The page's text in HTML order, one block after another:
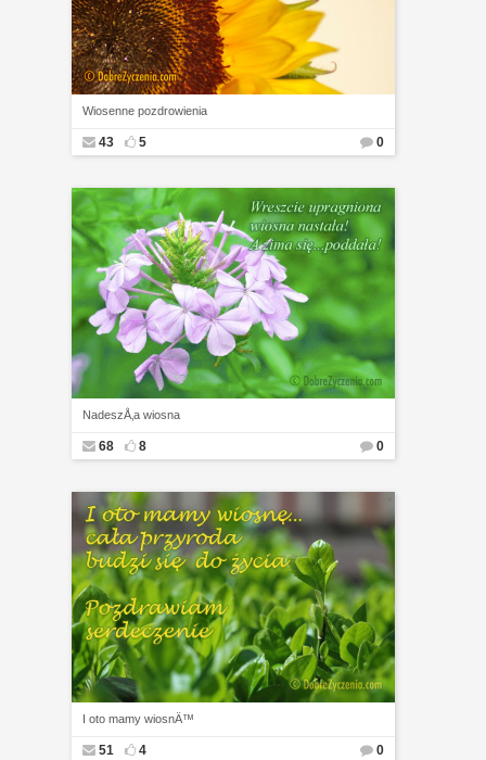
Wiosenne pozdrowienia
43 5 0
NadeszÅ‚a wiosna
68 8 0
I oto mamy wiosnÄ™
51 4 0